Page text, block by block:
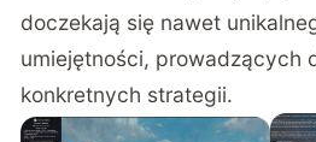
doczekają się nawet
umiejętności, prowadzących
konkretnych strategii.